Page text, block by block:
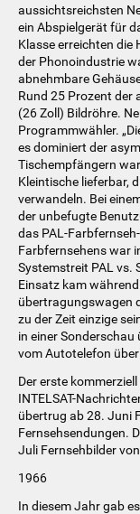
aussichtsreichsten
ein Abspielgerät für
Klasse erreichten die
der Phonoindustrie
abnehmbare
Rund 25 Prozent der
(26 Zoll) Bildröhre.
Programmwähler.
es dominiert der
Tischempfängern
Kleintische lieferbar,
verwandeln. Bei
der unbefugte
das PAL-
Farbfernsehens war
Systemstreit PAL vs.
Einsatz kam
übertragungswagen
zu der Zeit einzige
in einer
vom Autotelefon
Der erste
INTELSAT-
übertrug ab 28. Juni
Fernsehsendungen.
Juli Fernsehbilder
1966
In diesem Jahr gab